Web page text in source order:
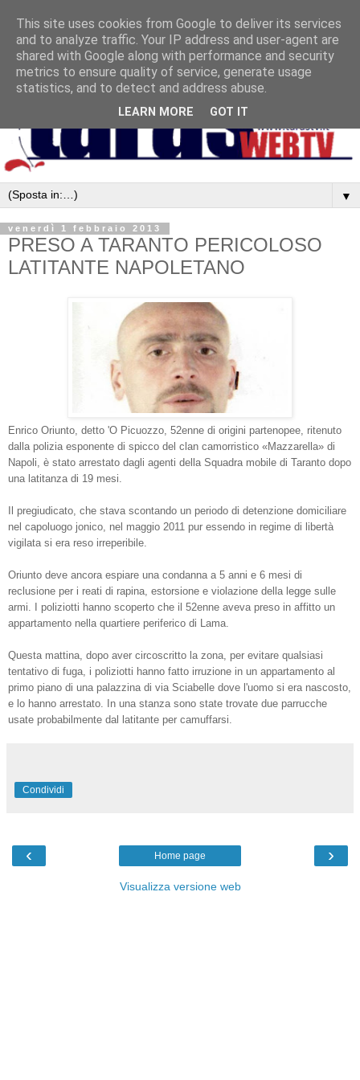
▼
venerdì 1 febbraio 2013
PRESO A TARANTO PERICOLOSO
LATITANTE NAPOLETANO
Enrico Oriunto, detto 'O Picuozzo, 52enne di origini partenopee, ritenuto
dalla polizia esponente di spicco del clan camorristico «Mazzarella» di
Napoli, è stato arrestato dagli agenti della Squadra mobile di Taranto dopo
una latitanza di 19 mesi.
Il pregiudicato, che stava scontando un periodo di detenzione domiciliare
nel capoluogo jonico, nel maggio 2011 pur essendo in regime di libertà
vigilata si era reso irreperibile.
Oriunto deve ancora espiare una condanna a 5 anni e 6 mesi di
reclusione per i reati di rapina, estorsione e violazione della legge sulle
armi. I poliziotti hanno scoperto che il 52enne aveva preso in affitto un
appartamento nella quartiere periferico di Lama.
Questa mattina, dopo aver circoscritto la zona, per evitare qualsiasi
tentativo di fuga, i poliziotti hanno fatto irruzione in un appartamento al
primo piano di una palazzina di via Sciabelle dove l'uomo si era nascosto,
e lo hanno arrestato. In una stanza sono state trovate due parrucche
usate probabilmente dal latitante per camuffarsi.
Condividi
‹ ›
Home page
Visualizza versione web
This site uses cookies from Google to deliver its services
and to analyze traffic. Your IP address and user-agent are
shared with Google along with performance and security
metrics to ensure quality of service, generate usage
statistics, and to detect and address abuse.
LEARN MORE GOT IT